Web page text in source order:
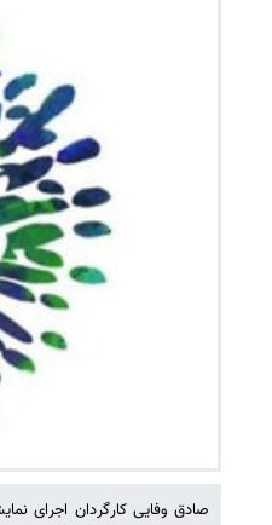
صادق وفایی کارگردان اجرای